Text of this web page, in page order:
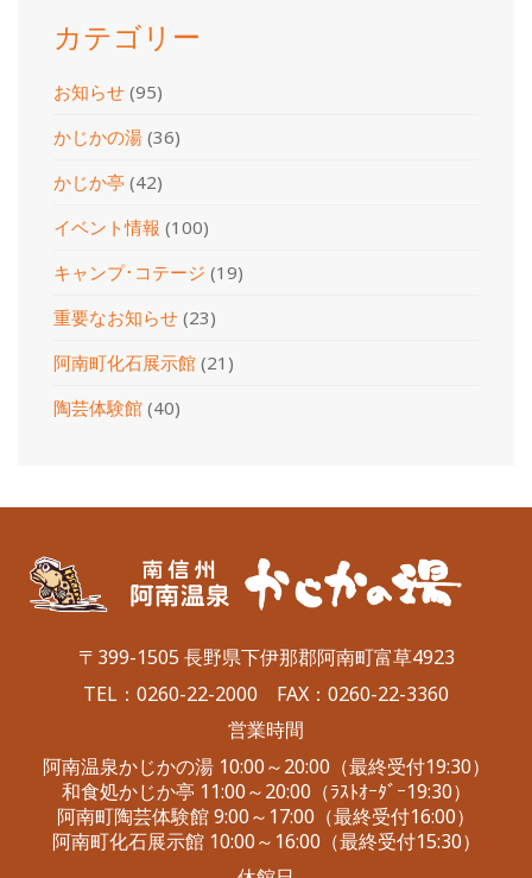
カテゴリー
お知らせ (95)
かじかの湯 (36)
かじか亭 (42)
イベント情報 (100)
キャンプ･コテージ (19)
重要なお知らせ (23)
阿南町化石展示館 (21)
陶芸体験館 (40)
〒399-1505 長野県下伊那郡阿南町富草4923
TEL： 0260-22-2000 FAX：0260-22-3360
営業時間
阿南温泉かじかの湯 10:00～20:00（最終受付19:30）
和食処かじか亭 11:00～20:00（ﾗｽﾄｵｰﾀﾞｰ19:30）
阿南町陶芸体験館 9:00～17:00（最終受付16:00）
阿南町化石展示館 10:00～16:00（最終受付15:30）